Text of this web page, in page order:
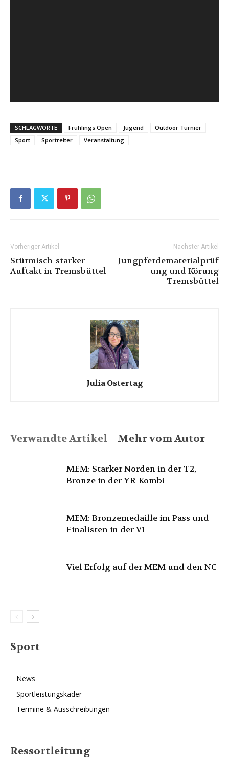
SCHLAGWORTE Frühlings Open Jugend
Outdoor Turnier
Sport
Sportreiter Veranstaltung
Vorheriger Artikel
Stürmisch-starker
Auftakt in Tremsbüttel
Nächster Artikel
Jungpferdematerialprüf
ung und Körung
Tremsbüttel
Julia Ostertag
Verwandte Artikel Mehr vom Autor
MEM: Starker Norden in der T2,
Bronze in der YR-Kombi
MEM: Bronzemedaille im Pass und
Finalisten in der V1
Viel Erfolg auf der MEM und den NC
Sport
News
Sportleistungskader
Termine & Ausschreibungen
Ressortleitung